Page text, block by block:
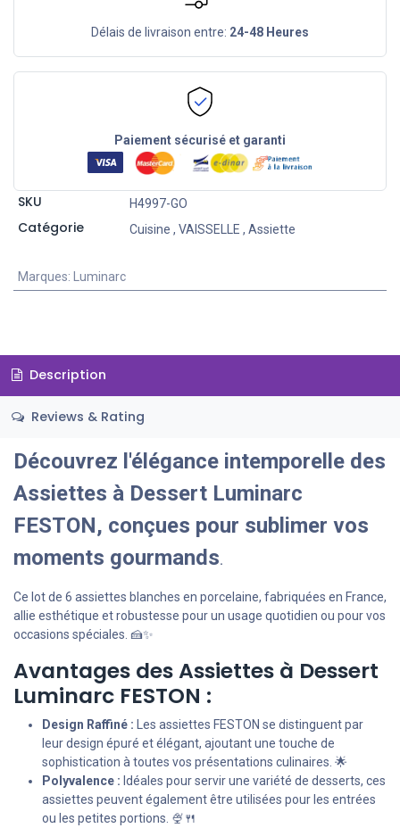
Délais de livraison entre: 24-48 Heures
Paiement sécurisé et garanti
SKU H4997-GO
Catégorie Cuisine , VAISSELLE , Assiette
Marques: Luminarc
Description
Reviews & Rating
Découvrez l'élégance intemporelle des
Assiettes à Dessert Luminarc
FESTON, conçues pour sublimer vos
moments gourmands.
Ce lot de 6 assiettes blanches en porcelaine, fabriquées en France,
allie esthétique et robustesse pour un usage quotidien ou pour vos
occasions spéciales. 🍰✨
Avantages des Assiettes à Dessert
Luminarc FESTON :
Design Raffiné : Les assiettes FESTON se distinguent par
leur design épuré et élégant, ajoutant une touche de
sophistication à toutes vos présentations culinaires. 🌟
Polyvalence : Idéales pour servir une variété de desserts, ces
assiettes peuvent également être utilisées pour les entrées
ou les petites portions. 🍨🍴